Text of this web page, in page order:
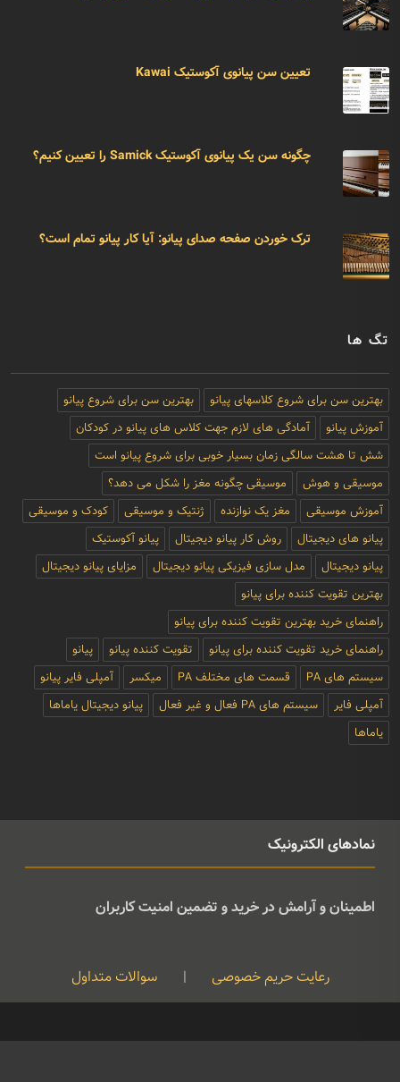
تعیین سن پیانوی آکوستیک Kawai
چگونه سن یک پیانوی آکوستیک Samick را تعیین کنیم؟
ترک خوردن صفحه صدای پیانو: آیا کار پیانو تمام است؟
تگ ها
بهترین سن برای شروع کلاسهای پیانو
بهترین سن برای شروع پیانو
آموزش پیانو
آمادگی های لازم جهت کلاس های پیانو در کودکان
شش تا هشت سالگی زمان بسیار خوبی برای شروع پیانو است
موسیقی و هوش
موسیقی چگونه مغز را شکل می دهد؟
آموزش موسیقی
مغز یک نوازنده ژنتیک و موسیقی
کودک و موسیقی
پیانو های دیجیتال
روش کار پیانو دیجیتال
پیانو آکوستیک
پیانو دیجیتال
مدل سازی فیزیکی پیانو دیجیتال
مزایای پیانو دیجیتال
بهترین تقویت کننده برای پیانو
راهنمای خرید بهترین تقویت کننده برای پیانو
راهنمای خرید تقویت کننده برای پیانو
تقویت کننده پیانو
پیانو
سیستم های PA
قسمت های مختلف PA میکسر
آمپلی فایر پیانو
آمپلی فایر
سیستم های PA فعال و غیر فعال
پیانو دیجیتال یاماها
یاماها
نمادهای الکترونیک
اطمینان و آرامش در خرید و تضمین امنیت کاربران
رعایت حریم خصوصی | سوالات متداول